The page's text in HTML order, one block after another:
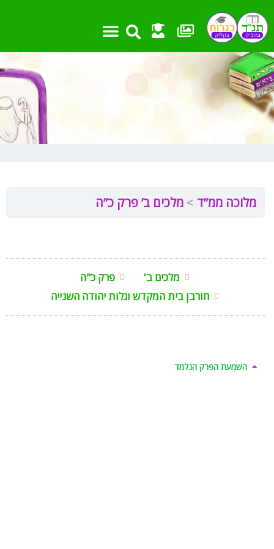
לתוכן
מלוכה ממ”ד מלכים ב’ פרק כ”ה
מלכים ב'
פרק כ"ה
חורבן בית המקדש וגלות יהודה השנייה
השמעת הפרק הנלמד